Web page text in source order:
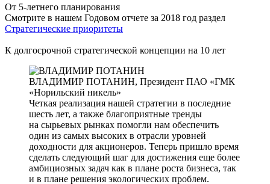
От 5-летнего планирования
Смотрите в нашем Годовом отчете за 2018 год раздел
Стратегические приоритеты
К долгосрочной стратегической концепции на 10 лет
ВЛАДИМИР ПОТАНИН, Президент ПАО «ГМК
«Норильский никель»
Четкая реализация нашей стратегии в последние
шесть лет, а также благоприятные тренды
на сырьевых рынках помогли нам обеспечить
один из самых высоких в отрасли уровней
доходности для акционеров. Теперь пришло время
сделать следующий шаг для достижения еще более
амбициозных задач как в плане роста бизнеса, так
и в плане решения экологических проблем.